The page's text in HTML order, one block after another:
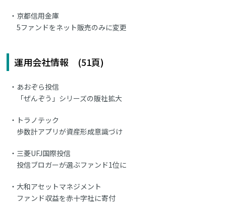
京都信用金庫
5ファンドをネット販売のみに変更
運用会社情報 (51頁)
あおぞら投信
「ぜんぞう」シリーズの販社拡大
トラノテック
歩数計アプリが資産形成意識づけ
三菱UFJ国際投信
投信ブロガーが選ぶファンド1位に
大和アセットマネジメント
ファンド収益を赤十字社に寄付